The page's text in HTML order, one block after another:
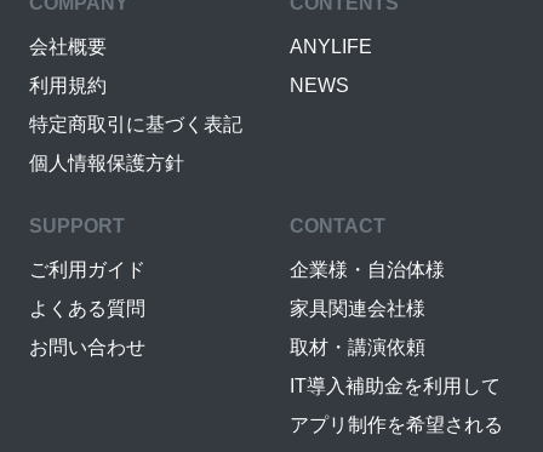
会社概要
利用規約
特定商取引に基づく表記
個人情報保護方針
ANYLIFE
NEWS
SUPPORT
ご利用ガイド
よくある質問
お問い合わせ
CONTACT
企業様・自治体様
家具関連会社様
取材・講演依頼
IT導入補助金を利用して
アプリ制作を希望される